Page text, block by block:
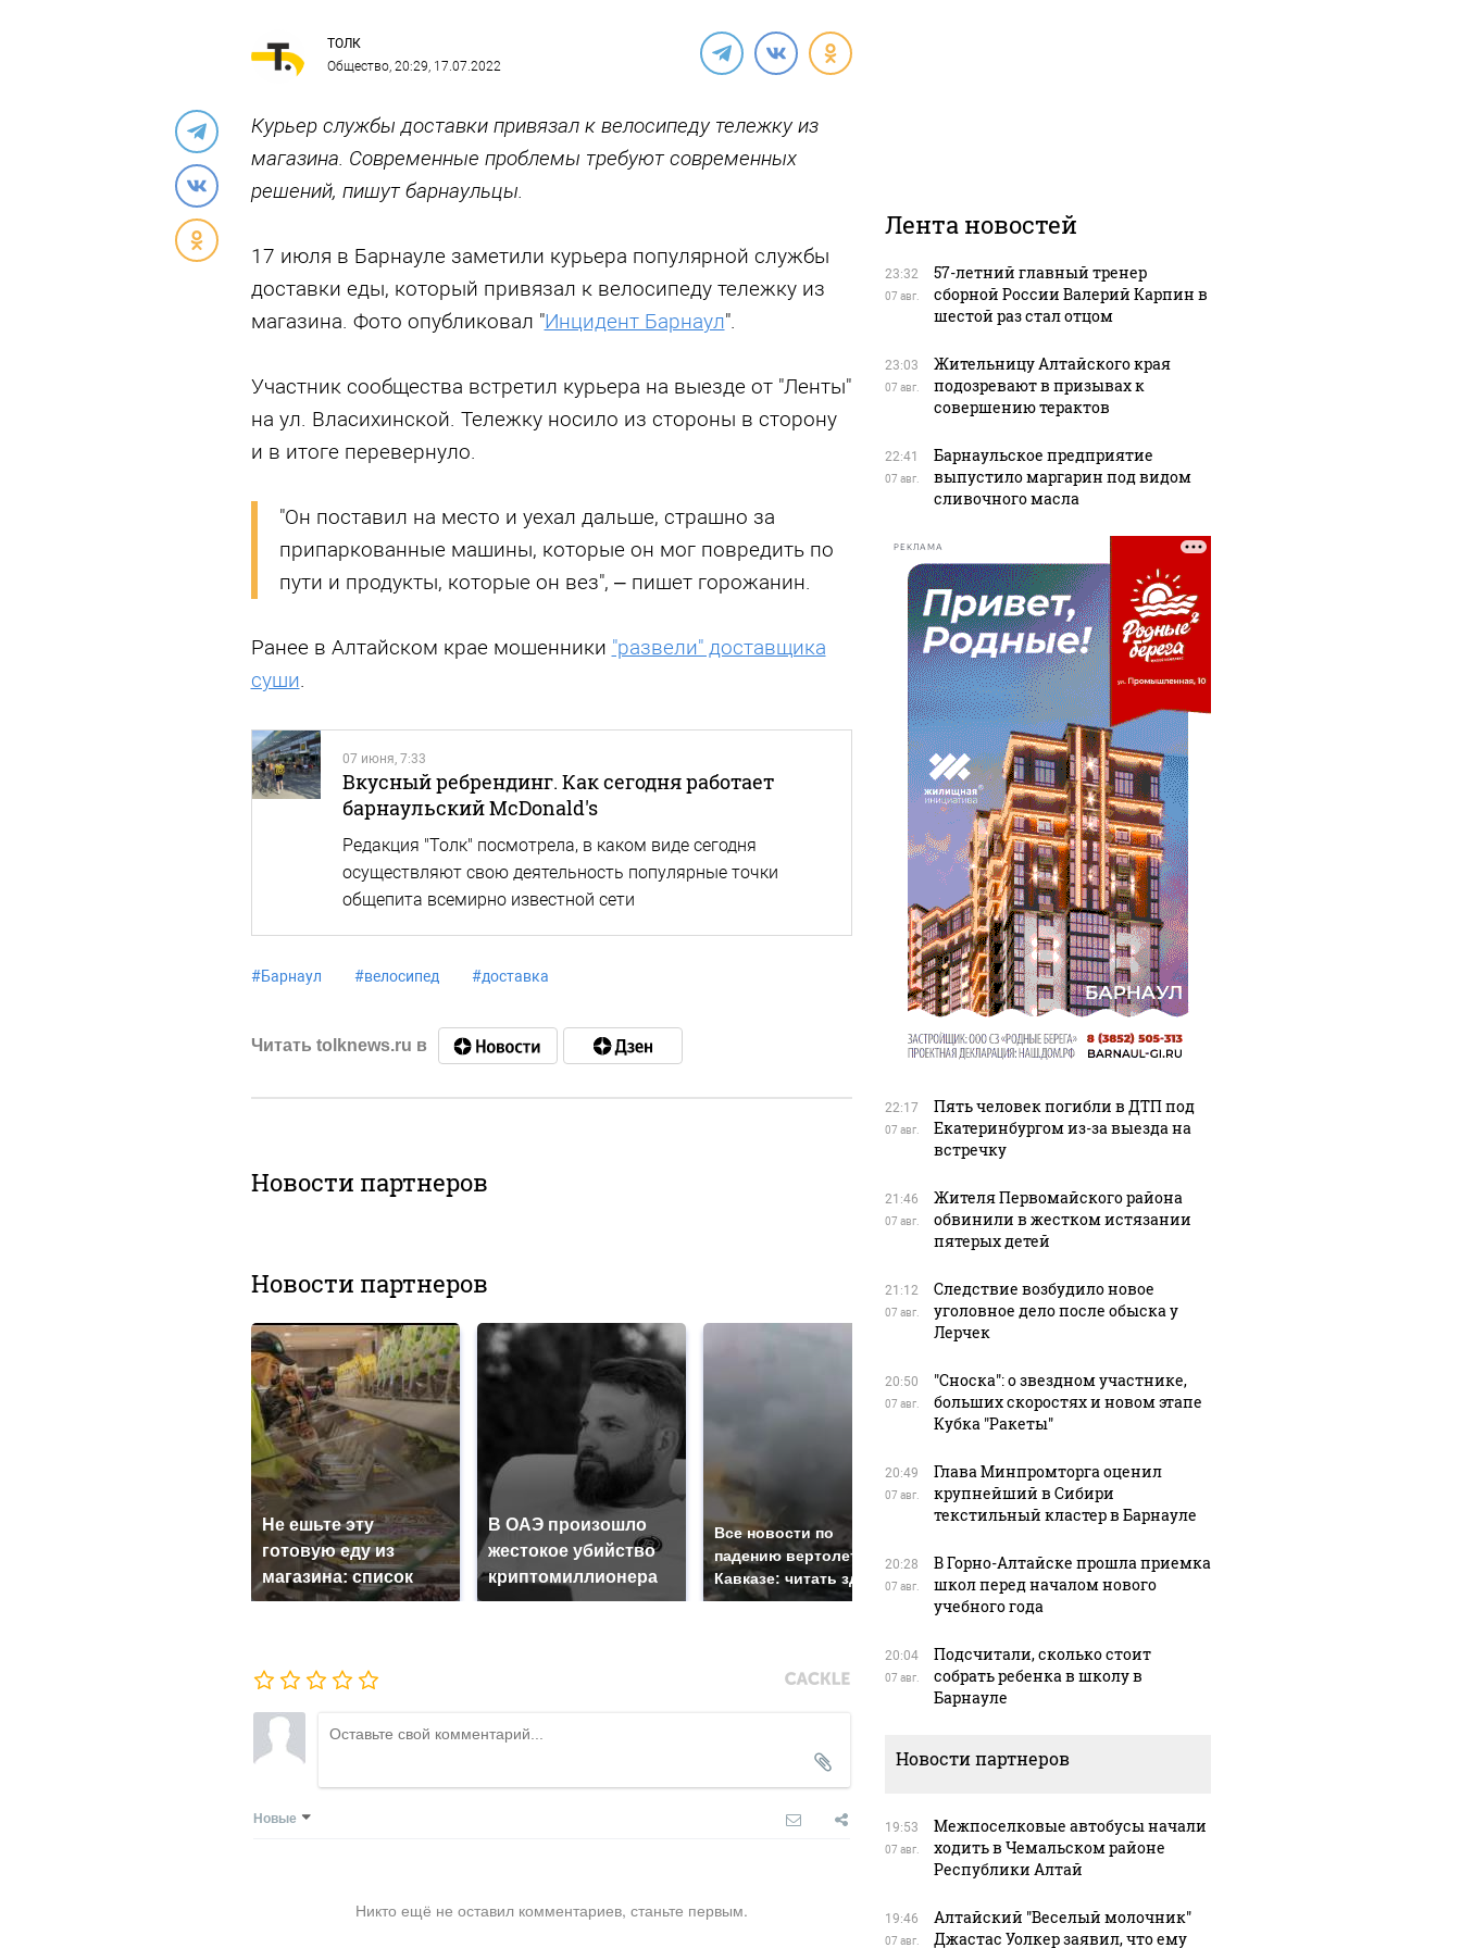
ТОЛК
Общество, 20:29, 17.07.2022
Курьер службы доставки привязал к велосипеду тележку из
магазина. Современные проблемы требуют современных
решений, пишут барнаульцы.
17 июля в Барнауле заметили курьера популярной службы
доставки еды, который привязал к велосипеду тележку из
магазина. Фото опубликовал "Инцидент Барнаул".
Участник сообщества встретил курьера на выезде от "Ленты"
на ул. Власихинской. Тележку носило из стороны в сторону
и в итоге перевернуло.
"Он поставил на место и уехал дальше, страшно за
припаркованные машины, которые он мог повредить по
пути и продукты, которые он вез", – пишет горожанин.
Ранее в Алтайском крае мошенники "развели" доставщика
суши.
07 июня, 7:33
Вкусный ребрендинг. Как сегодня работает
барнаульский McDonald's
Редакция "Толк" посмотрела, в каком виде сегодня
осуществляют свою деятельность популярные точки
общепита всемирно известной сети
#Барнаул #велосипед #доставка
Читать tolknews.ru в
Новости партнеров
Новости партнеров
Не ешьте эту
готовую еду из
магазина: список
В ОАЭ произошло
жестокое убийство
криптомиллионера
Все новости по
падению вертолета на
Кавказе: читать здесь
Таких событий не
ждать всем нам?
Новые
Никто ещё не оставил комментариев, станьте первым.
Лента новостей
23:32
07 авг.
57-летний главный тренер
сборной России Валерий Карпин в
шестой раз стал отцом
23:03
07 авг.
Жительницу Алтайского края
подозревают в призывах к
совершению терактов
22:41
07 авг.
Барнаульское предприятие
выпустило маргарин под видом
сливочного масла
РЕКЛАМА
22:17
07 авг.
Пять человек погибли в ДТП под
Екатеринбургом из-за выезда на
встречку
21:46
07 авг.
Жителя Первомайского района
обвинили в жестком истязании
пятерых детей
21:12
07 авг.
Следствие возбудило новое
уголовное дело после обыска у
Лерчек
20:50
07 авг.
"Сноска": о звездном участнике,
больших скоростях и новом этапе
Кубка "Ракеты"
20:49
07 авг.
Глава Минпромторга оценил
крупнейший в Сибири
текстильный кластер в Барнауле
20:28
07 авг.
В Горно-Алтайске прошла приемка
школ перед началом нового
учебного года
20:04
07 авг.
Подсчитали, сколько стоит
собрать ребенка в школу в
Барнауле
Новости партнеров
19:53
07 авг.
Межпоселковые автобусы начали
ходить в Чемальском районе
Республики Алтай
19:46
07 авг.
Алтайский "Веселый молочник"
Джастас Уолкер заявил, что ему